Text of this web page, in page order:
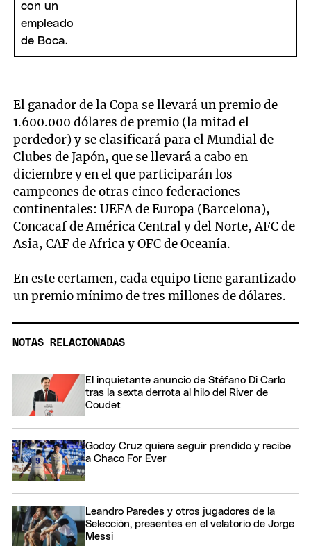
El ganador de la Copa se llevará un premio de
1.600.000 dólares de premio (la mitad el
perdedor) y se clasificará para el Mundial de
Clubes de Japón, que se llevará a cabo en
diciembre y en el que participarán los
campeones de otras cinco federaciones
continentales: UEFA de Europa (Barcelona),
Concacaf de América Central y del Norte, AFC de
Asia, CAF de Africa y OFC de Oceanía.
En este certamen, cada equipo tiene garantizado
un premio mínimo de tres millones de dólares.
NOTAS RELACIONADAS
El inquietante anuncio de Stéfano Di Carlo
tras la sexta derrota al hilo del River de
Coudet
Godoy Cruz quiere seguir prendido y recibe
a Chaco For Ever
Leandro Paredes y otros jugadores de la
Selección, presentes en el velatorio de Jorge
Messi